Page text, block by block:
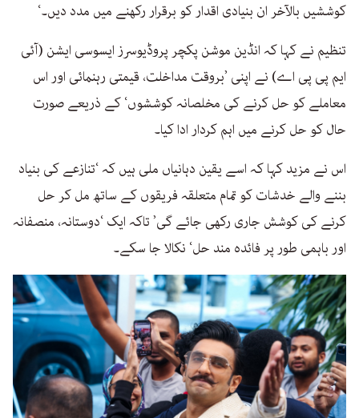
کوششیں بالآخر ان بنیادی اقدار کو برقرار رکھنے میں مدد دیں۔‘
تنظیم نے کہا کہ انڈین موشن پکچر پروڈیوسرز ایسوسی ایشن (آئی
ایم پی پی اے) نے اپنی ’بروقت مداخلت، قیمتی رہنمائی اور اس
معاملے کو حل کرنے کی مخلصانہ کوششوں‘ کے ذریعے صورت
حال کو حل کرنے میں اہم کردار ادا کیا۔
اس نے مزید کہا کہ اسے یقین دہانیاں ملی ہیں کہ ‘تنازعے کی بنیاد
بننے والے خدشات کو تمام متعلقہ فریقوں کے ساتھ مل کر حل
کرنے کی کوشش جاری رکھی جائے گی’ تاکہ ایک ‘دوستانہ، منصفانہ
اور باہمی طور پر فائدہ مند حل‘ نکالا جا سکے۔